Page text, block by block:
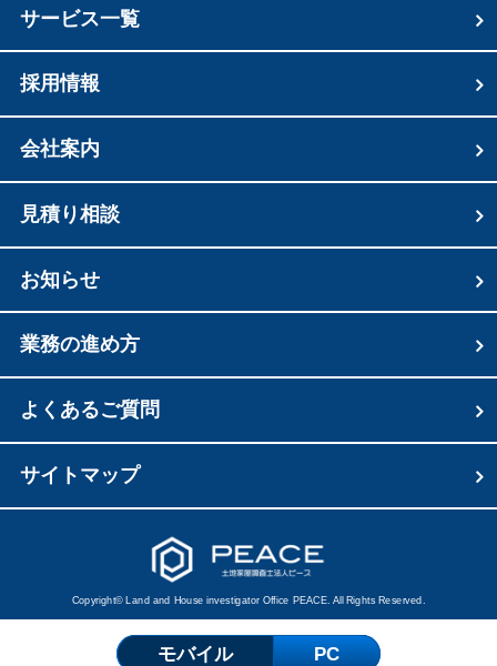
サービス一覧
採用情報
会社案内
見積り相談
お知らせ
業務の進め方
よくあるご質問
サイトマップ
Copyright© Land and House investigator Office PEACE. All Rights Reserved.
モバイル PC